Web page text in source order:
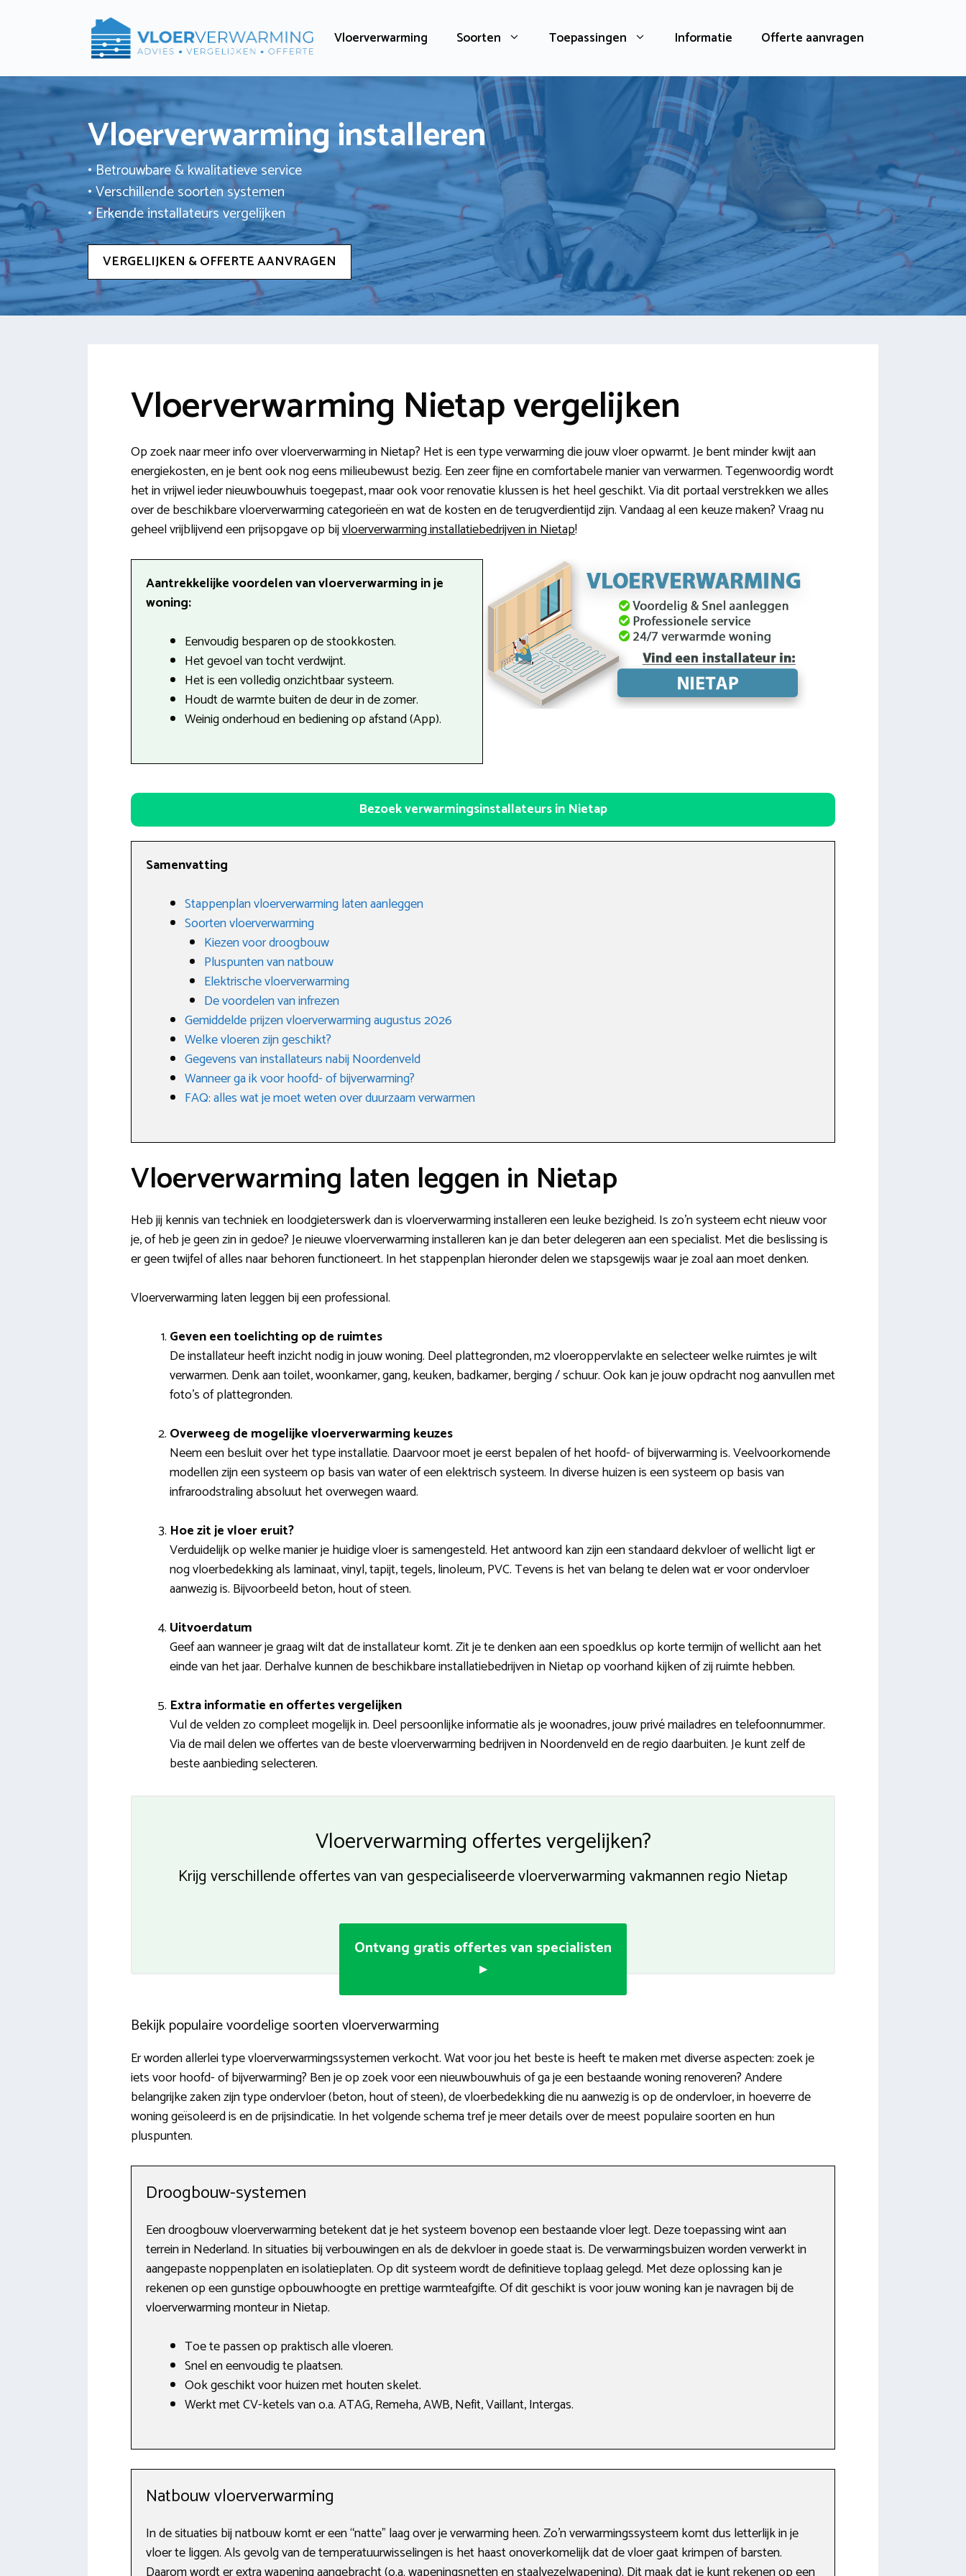
Vloerverwarming Soorten Toepassingen Informatie Offerte aanvragen
Vloerverwarming installeren
• Betrouwbare & kwalitatieve service
• Verschillende soorten systemen
• Erkende installateurs vergelijken
VERGELIJKEN & OFFERTE AANVRAGEN
Vloerverwarming Nietap vergelijken
Op zoek naar meer info over vloerverwarming in Nietap? Het is een type verwarming die jouw vloer opwarmt. Je bent minder kwijt aan
energiekosten, en je bent ook nog eens milieubewust bezig. Een zeer fijne en comfortabele manier van verwarmen. Tegenwoordig wordt
het in vrijwel ieder nieuwbouwhuis toegepast, maar ook voor renovatie klussen is het heel geschikt. Via dit portaal verstrekken we alles
over de beschikbare vloerverwarming categorieën en wat de kosten en de terugverdientijd zijn. Vandaag al een keuze maken? Vraag nu
geheel vrijblijvend een prijsopgave op bijvloerverwarming installatiebedrijven in Nietap!
Aantrekkelijke voordelen van vloerverwarming in je
woning:
Eenvoudig besparen op de stookkosten.
Het gevoel van tocht verdwijnt.
Het is een volledig onzichtbaar systeem.
Houdt de warmte buiten de deur in de zomer.
Weinig onderhoud en bediening op afstand (App).
Bezoek verwarmingsinstallateurs in Nietap
Samenvatting
Stappenplan vloerverwarming laten aanleggen
Soorten vloerverwarming
Kiezen voor droogbouw
Pluspunten van natbouw
Elektrische vloerverwarming
De voordelen van infrezen
Gemiddelde prijzen vloerverwarming augustus 2026
Welke vloeren zijn geschikt?
Gegevens van installateurs nabij Noordenveld
Wanneer ga ik voor hoofd- of bijverwarming?
FAQ: alles wat je moet weten over duurzaam verwarmen
Vloerverwarming laten leggen in Nietap
Heb jij kennis van techniek en loodgieterswerk dan is vloerverwarming installeren een leuke bezigheid. Is zo’n systeem echt nieuw voor
je, of heb je geen zin in gedoe? Je nieuwe vloerverwarming installeren kan je dan beter delegeren aan een specialist. Met die beslissing is
er geen twijfel of alles naar behoren functioneert. In het stappenplan hieronder delen we stapsgewijs waar je zoal aan moet denken.
Vloerverwarming laten leggen bij een professional.
Geven een toelichting op de ruimtes
De installateur heeft inzicht nodig in jouw woning. Deel plattegronden, m2 vloeroppervlakte en selecteer welke ruimtes je wilt
verwarmen. Denk aan toilet, woonkamer, gang, keuken, badkamer, berging / schuur. Ook kan je jouw opdracht nog aanvullen met
foto’s of plattegronden.
Overweeg de mogelijke vloerverwarming keuzes
Neem een besluit over het type installatie. Daarvoor moet je eerst bepalen of het hoofd- of bijverwarming is. Veelvoorkomende
modellen zijn een systeem op basis van water of een elektrisch systeem. In diverse huizen is een systeem op basis van
infraroodstraling absoluut het overwegen waard.
Hoe zit je vloer eruit?
Verduidelijk op welke manier je huidige vloer is samengesteld. Het antwoord kan zijn een standaard dekvloer of wellicht ligt er
nog vloerbedekking als laminaat, vinyl, tapijt, tegels, linoleum, PVC. Tevens is het van belang te delen wat er voor ondervloer
aanwezig is. Bijvoorbeeld beton, hout of steen.
Uitvoerdatum
Geef aan wanneer je graag wilt dat de installateur komt. Zit je te denken aan een spoedklus op korte termijn of wellicht aan het
einde van het jaar. Derhalve kunnen de beschikbare installatiebedrijven in Nietap op voorhand kijken of zij ruimte hebben.
Extra informatie en offertes vergelijken
Vul de velden zo compleet mogelijk in. Deel persoonlijke informatie als je woonadres, jouw privé mailadres en telefoonnummer.
Via de mail delen we offertes van de beste vloerverwarming bedrijven in Noordenveld en de regio daarbuiten. Je kunt zelf de
beste aanbieding selecteren.
Vloerverwarming offertes vergelijken?
Krijg verschillende offertes van van gespecialiseerde vloerverwarming vakmannen regio Nietap
Ontvang gratis offertes van specialisten
▸
Bekijk populaire voordelige soorten vloerverwarming
Er worden allerlei type vloerverwarmingssystemen verkocht. Wat voor jou het beste is heeft te maken met diverse aspecten: zoek je
iets voor hoofd- of bijverwarming? Ben je op zoek voor een nieuwbouwhuis of ga je een bestaande woning renoveren? Andere
belangrijke zaken zijn type ondervloer (beton, hout of steen), de vloerbedekking die nu aanwezig is op de ondervloer, in hoeverre de
woning geïsoleerd is en de prijsindicatie. In het volgende schema tref je meer details over de meest populaire soorten en hun
pluspunten.
Droogbouw-systemen
Een droogbouw vloerverwarming betekent dat je het systeem bovenop een bestaande vloer legt. Deze toepassing wint aan
terrein in Nederland. In situaties bij verbouwingen en als de dekvloer in goede staat is. De verwarmingsbuizen worden verwerkt in
aangepaste noppenplaten en isolatieplaten. Op dit systeem wordt de definitieve toplaag gelegd. Met deze oplossing kan je
rekenen op een gunstige opbouwhoogte en prettige warmteafgifte. Of dit geschikt is voor jouw woning kan je navragen bij de
vloerverwarming monteur in Nietap.
Toe te passen op praktisch alle vloeren.
Snel en eenvoudig te plaatsen.
Ook geschikt voor huizen met houten skelet.
Werkt met CV-ketels van o.a. ATAG, Remeha, AWB, Nefit, Vaillant, Intergas.
Natbouw vloerverwarming
In de situaties bij natbouw komt er een “natte” laag over je verwarming heen. Zo’n verwarmingssysteem komt dus letterlijk in je
vloer te liggen. Als gevolg van de temperatuurwisselingen is het haast onoverkomelijk dat de vloer gaat krimpen of barsten.